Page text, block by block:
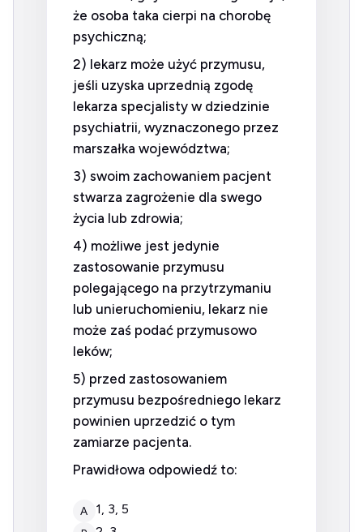
że osoba taka cierpi na chorobę
psychiczną;
2) lekarz może użyć przymusu,
jeśli uzyska uprzednią zgodę
lekarza specjalisty w dziedzinie
psychiatrii, wyznaczonego przez
marszałka województwa;
3) swoim zachowaniem pacjent
stwarza zagrożenie dla swego
życia lub zdrowia;
4) możliwe jest jedynie
zastosowanie przymusu
polegającego na przytrzymaniu
lub unieruchomieniu, lekarz nie
może zaś podać przymusowo
leków;
5) przed zastosowaniem
przymusu bezpośredniego lekarz
powinien uprzedzić o tym
zamiarze pacjenta.
Prawidłowa odpowiedź to:
A 1, 3, 5